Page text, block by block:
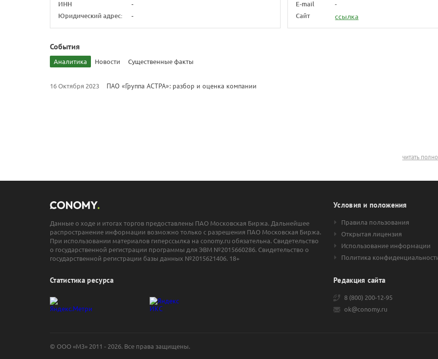
ИНН -
Юридический адрес: -
E-mail -
Сайт ссылка
События
Аналитика Новости Существенные факты
16 Октября 2023 ПАО «Группа АСТРА»: разбор и оценка компании
читать
Данные о ходе и итогах торгов предоставлены ПАО Московская Биржа. Дальнейшее
распространение информации возможно только с разрешения ПАО Московская Биржа.
При использовании материалов гиперссылка на conomy.ru обязательна. Свидетельство
о государственной регистрации программы для ЭВМ №2015660286. Свидетельство о
государственной регистрации базы данных №2015621406. 18+
Условия и положения
Правила пользования
Открытая лицензия
Использование информации
Политика
Редакция сайта
8 (800) 200-12-95
ok@conomy.ru
Статистика ресурса
© ООО «М3» 2011 - 2026. Все права защищены.